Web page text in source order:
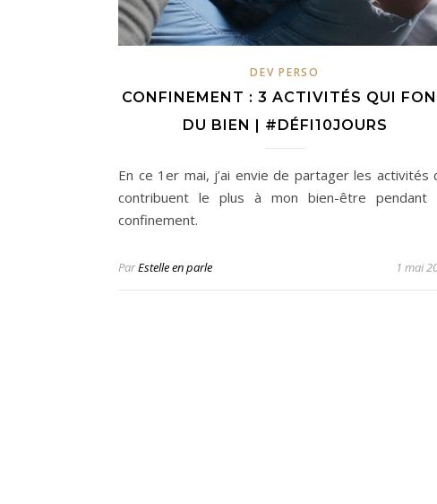
DEV PERSO
CONFINEMENT : 3 ACTIVITÉS QUI
DU BIEN | #DÉFI10JOURS
En ce 1er mai, j’ai envie de partager les activités
contribuent le plus à mon bien-être pendant
confinement.
ParEstelle en parle 1 mai